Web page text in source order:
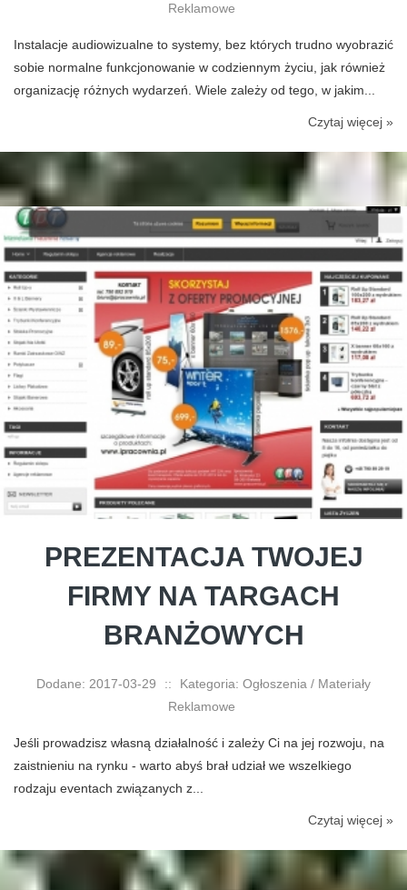
Reklamowe
Instalacje audiowizualne to systemy, bez których trudno wyobrazić
sobie normalne funkcjonowanie w codziennym życiu, jak również
organizację różnych wydarzeń. Wiele zależy od tego, w jakim...
Czytaj więcej »
PREZENTACJA TWOJEJ
FIRMY NA TARGACH
BRANŻOWYCH
Dodane: 2017-03-29 ::
Kategoria: Ogłoszenia / Materiały
Reklamowe
Jeśli prowadzisz własną działalność i zależy Ci na jej rozwoju, na
zaistnieniu na rynku - warto abyś brał udział we wszelkiego
rodzaju eventach związanych z...
Czytaj więcej »